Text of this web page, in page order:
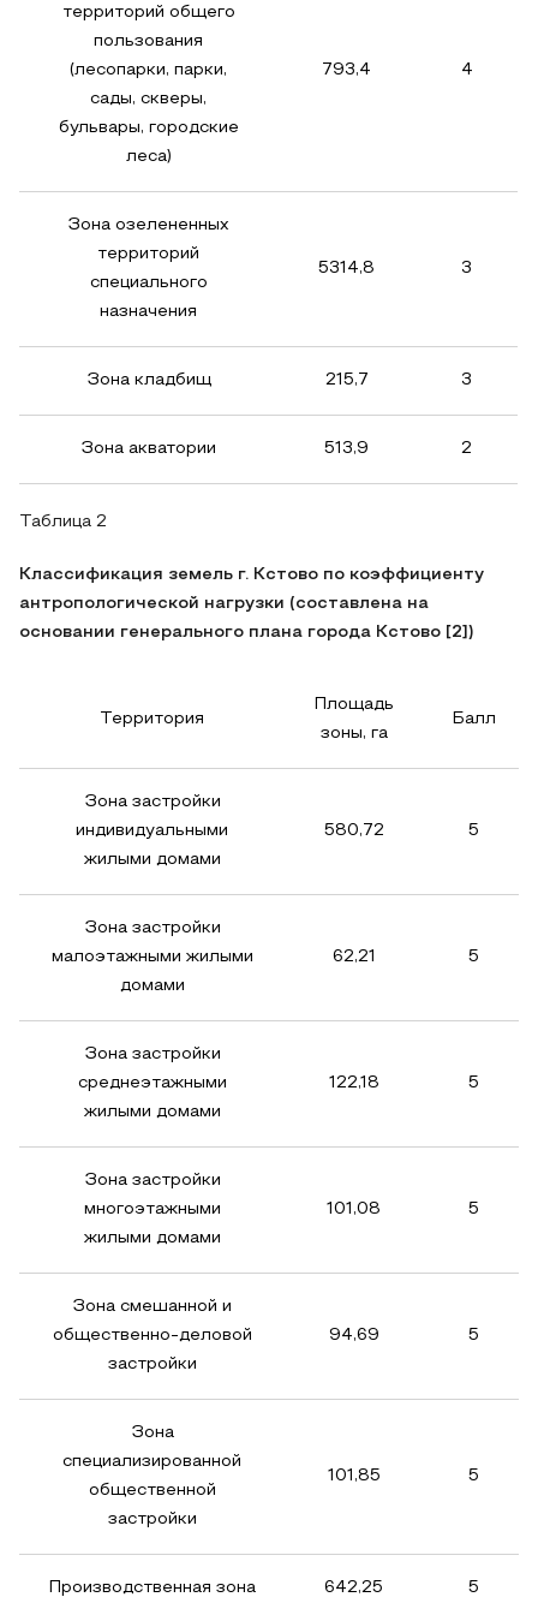
территорий общего
пользования
(лесопарки, парки,
сады, скверы,
бульвары, городские
леса)
793,4 4
Зона озелененных
территорий
специального
назначения
5314,8 3
Зона кладбищ 215,7 3
Зона акватории 513,9 2
Таблица 2
Классификация земель г. Кстово по коэффициенту
антропологической нагрузки (составлена на
основании генерального плана города Кстово [2])
Территория
Площадь
зоны, га
Балл
Зона застройки
индивидуальными
жилыми домами
580,72 5
Зона застройки
малоэтажными жилыми
домами
62,21 5
Зона застройки
среднеэтажными
жилыми домами
122,18 5
Зона застройки
многоэтажными
жилыми домами
101,08 5
Зона смешанной и
общественно-деловой
застройки
94,69 5
Зона
специализированной
общественной
застройки
101,85 5
Производственная зона 642,25 5